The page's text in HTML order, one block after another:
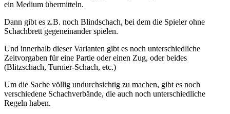
ein Medium übermitteln.
Dann gibt es z.B. noch Blindschach, bei dem die Spieler ohne
Schachbrett gegeneinander spielen.
Und innerhalb dieser Varianten gibt es noch unterschiedliche
Zeitvorgaben für eine Partie oder einen Zug, oder beides
(Blitzschach, Turnier-Schach, etc.)
Um die Sache völlig undurchsichtig zu machen, gibt es noch
verschiedene Schachverbände, die auch noch unterschiedliche
Regeln haben.